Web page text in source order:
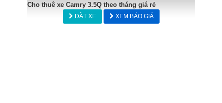
Cho thuê xe Camry 3.5Q theo tháng giá rẻ
ĐẶT XE XEM BÁO GIÁ